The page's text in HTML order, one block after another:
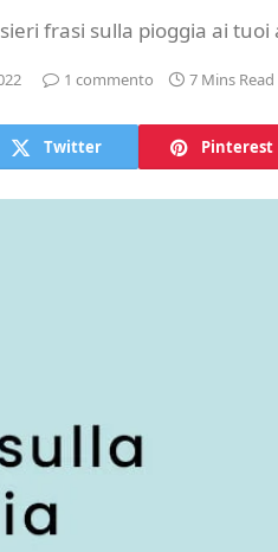
frasi sulla pioggia ai
1 commento 7 Mins Read
Twitter Pinterest